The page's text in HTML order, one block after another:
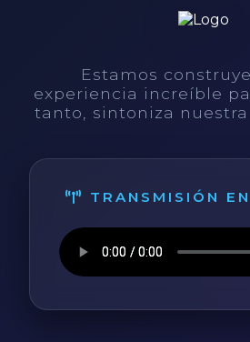
Estamos
experiencia increíble
tanto, sintoniza nuestra
TRANSMISIÓN